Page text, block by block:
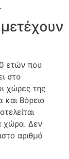
ετών που
στο
χώρες της
και Βόρεια
χώρα. Δεν
αριθμό